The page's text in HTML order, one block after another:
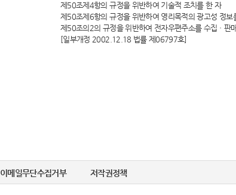
제50조제4항의 규정을 위반하여 기술적 조치를 한 자
제50조제6항의 규정을 위반하여 영리목적의 광고성 정보
제50조의2의 규정을 위반하여 전자우편주소를 수집ㆍ판
[일부개정 2002.12.18 법률 제06797호]
이메일무단수집거부 저작권정책